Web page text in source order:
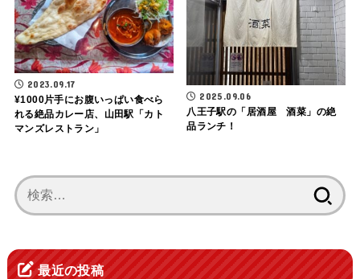
2023.09.17
¥1000片手にお腹いっぱい食べら
れる絶品カレー店、山田駅「カト
マンズレストラン」
2025.09.06
八王子駅の「居酒屋 酒菜」の絶
品ランチ！
索:
最近の投稿